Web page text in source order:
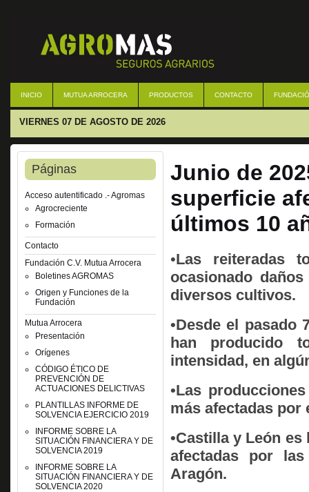
INICIO MUTUA ARROCERA PRODUCTOS CONTACTO
VIERNES 07 DE AGOSTO DE 2026
Páginas
Acceso autentificado .- Agromas
Agrocreciente
Formación
Contacto
Fundación C.V. Mutua Arrocera
Boletines AGROMAS
Origen y Funciones de la
Fundación
Mutua Arrocera
Presentación
Orígenes
CÓDIGO ÉTICO DE
PREVENCIÓN DE
ACTUACIONES DELICTIVAS
PLANTILLAS INFORME DE
SOLVENCIA EJERCICIO 2019
INFORME SOBRE LA
SITUACIÓN FINANCIERA Y DE
SOLVENCIA 2019
INFORME SOBRE LA
SITUACIÓN FINANCIERA Y DE
SOLVENCIA 2020
Junio de
superficie
últimos 10
•Las reiteradas
ocasionado
diversos cultivos.
•Desde el
han producido
intensidad, en
•Las
más afectadas por
•Castilla y León
afectadas por
Aragón.